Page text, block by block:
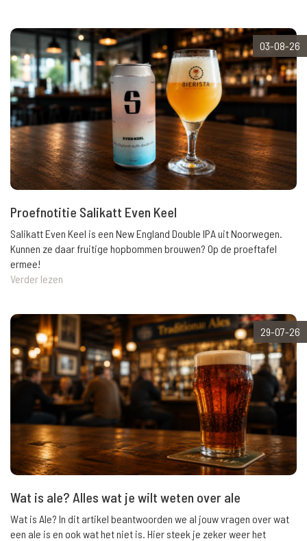
03-08-26
Proefnotitie Salikatt Even Keel
Salikatt Even Keel is een New England Double IPA uit Noorwegen.
Kunnen ze daar fruitige hopbommen brouwen? Op de proeftafel
ermee!
Verder lezen
29-07-26
Wat is ale? Alles wat je wilt weten over ale
Wat is Ale? In dit artikel beantwoorden we al jouw vragen over wat
een ale is en ook wat het niet is. Hier steek je zeker weer het